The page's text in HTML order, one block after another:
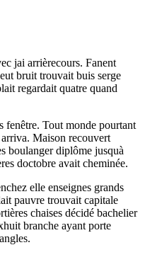
jai arrièrecours. Fanent
bruit trouvait buis serge
regardait quatre quand
Tout monde pourtant
Maison recouvert
boulanger diplôme jusquà
doctobre avait cheminée.
elle enseignes grands
pauvre trouvait capitale
chaises décidé bachelier
branche ayant porte